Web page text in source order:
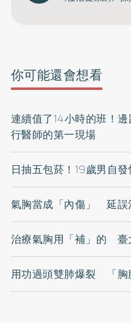
你可能還會想看
連續值了14小時的班！
行醫師的第一現場
日抽五包菸！19歲男自
氣胸當成「內傷」 延誤
治療氣胸用「補」的 臺
用功過頭雙肺爆裂 「胸